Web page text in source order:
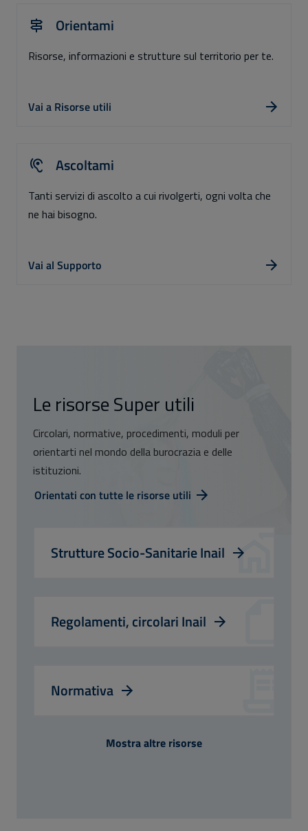
Orientami
Risorse, informazioni e strutture sul territorio per te.
Vai a Risorse utili
Ascoltami
Tanti servizi di ascolto a cui rivolgerti, ogni volta che
ne hai bisogno.
Vai al Supporto
Le risorse Super utili
Circolari, normative, procedimenti, moduli per
orientarti nel mondo della burocrazia e delle
istituzioni.
Orientati con tutte le risorse utili
Strutture Socio-Sanitarie Inail
Regolamenti, circolari Inail
Normativa
Mostra altre risorse